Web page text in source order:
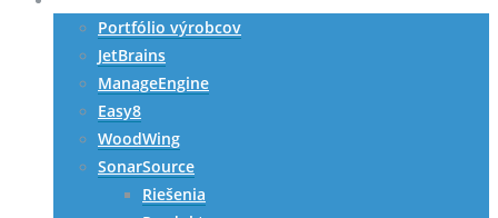
Portfólio výrobcov
JetBrains
ManageEngine
Easy8
WoodWing
SonarSource
Riešenia